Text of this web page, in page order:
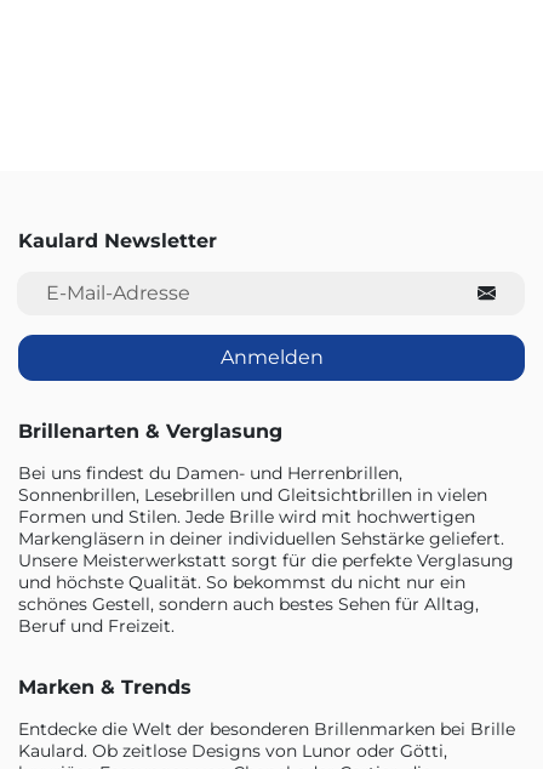
Kaulard Newsletter
E-Mail-Adresse
Anmelden
Brillenarten & Verglasung
Bei uns findest du Damen- und Herrenbrillen,
Sonnenbrillen, Lesebrillen und Gleitsichtbrillen in vielen
Formen und Stilen. Jede Brille wird mit hochwertigen
Markengläsern in deiner individuellen Sehstärke geliefert.
Unsere Meisterwerkstatt sorgt für die perfekte Verglasung
und höchste Qualität. So bekommst du nicht nur ein
schönes Gestell, sondern auch bestes Sehen für Alltag,
Beruf und Freizeit.
Marken & Trends
Entdecke die Welt der besonderen Brillenmarken bei Brille
Kaulard. Ob zeitlose Designs von Lunor oder Götti,